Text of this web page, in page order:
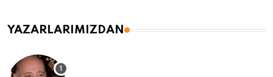
YAZARLARIMIZDAN